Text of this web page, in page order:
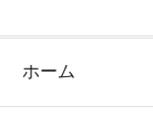
ホーム